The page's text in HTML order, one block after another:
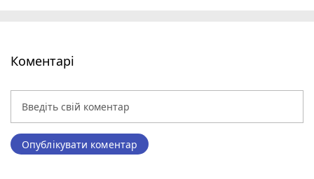
Коментарі
Опублікувати коментар